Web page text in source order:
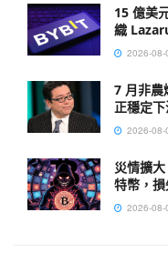
15 億美
織
2026-08-
7 月非農
正穩定
2026-08-
災情擴
特幣，
2026-08-